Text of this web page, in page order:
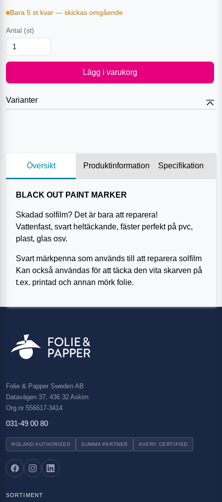
Bara 5 st kvar — skickas omgående
Antal (st)
Lägg i varukorg
Varianter
Översikt Produktinformation Specifikation
BLACK OUT PAINT MARKER
Skadad solfilm? Det är bara att reparera!
Vattenfast, svart heltäckande, fäster perfekt på pvc,
plast, glas osv.
Svart märkpenna som används till att reparera solfilm
Kan också användas för att täcka den vita skarven på
t.ex. printad och annan mörk folie.
Folie & Papper Sweden AB
Datavägen 37, 436 32 Askim
Org.nr 556617-3414
031-49 00 80
ROLAND AUTHORIZED SUMMA PARTNER AVERY CERTIFIED
SORTIMENT